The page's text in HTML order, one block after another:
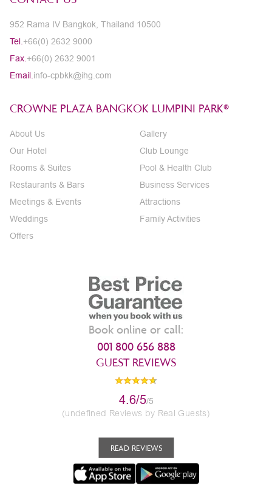
952 Rama IV Bangkok, Thailand 10500
Tel. +66(0) 2632 9000
Fax. +66(0) 2632 9001
Email. info-cpbkk@ihg.com
CROWNE PLAZA BANGKOK LUMPINI PARK®
About Us
Our Hotel
Rooms & Suites
Restaurants & Bars
Meetings & Events
Weddings
Offers
Gallery
Club Lounge
Pool & Health Club
Business Services
Attractions
Family Activities
Book online or call:
001 800 656 888
GUEST REVIEWS
4.6/5/5
(undefined Reviews by Real Guests)
READ REVIEWS